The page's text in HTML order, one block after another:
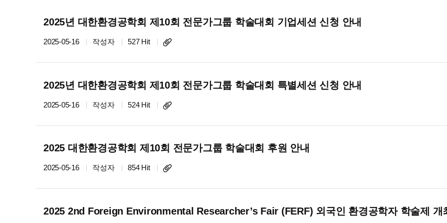
2025년 대한환경공학회 제10회 전문가그룹 학술대회 기업세션 신청 안내
2025-05-16 작성자 527 Hit
2025년 대한환경공학회 제10회 전문가그룹 학술대회 특별세션 신청 안내
2025-05-16 작성자 524 Hit
2025 대한환경공학회 제10회 전문가그룹 학술대회 후원 안내
2025-05-16 작성자 854 Hit
2025 2nd Foreign Environmental Researcher’s Fair (FERF) 외국인 환경공학자 학술제 개